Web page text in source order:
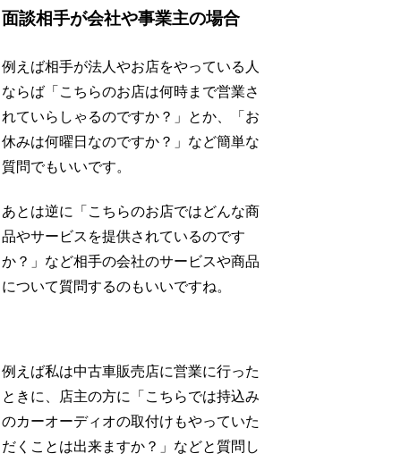
面談相手が会社や事業主の場合
例えば相手が法人やお店をやっている人
ならば「こちらのお店は何時まで営業さ
れていらしゃるのですか？」とか、「お
休みは何曜日なのですか？」など簡単な
質問でもいいです。
あとは逆に「こちらのお店ではどんな商
品やサービスを提供されているのです
か？」など相手の会社のサービスや商品
について質問するのもいいですね。
例えば私は中古車販売店に営業に行った
ときに、店主の方に「こちらでは持込み
のカーオーディオの取付けもやっていた
だくことは出来ますか？」などと質問し